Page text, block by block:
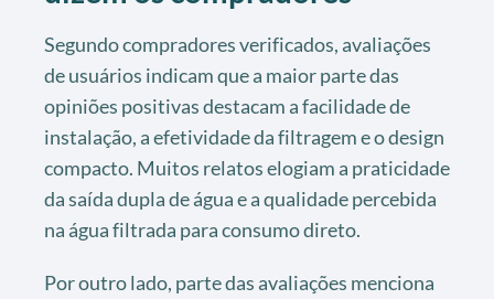
Segundo compradores verificados, avaliações
de usuários indicam que a maior parte das
opiniões positivas destacam a facilidade de
instalação, a efetividade da filtragem e o design
compacto. Muitos relatos elogiam a praticidade
da saída dupla de água e a qualidade percebida
na água filtrada para consumo direto.
Por outro lado, parte das avaliações menciona